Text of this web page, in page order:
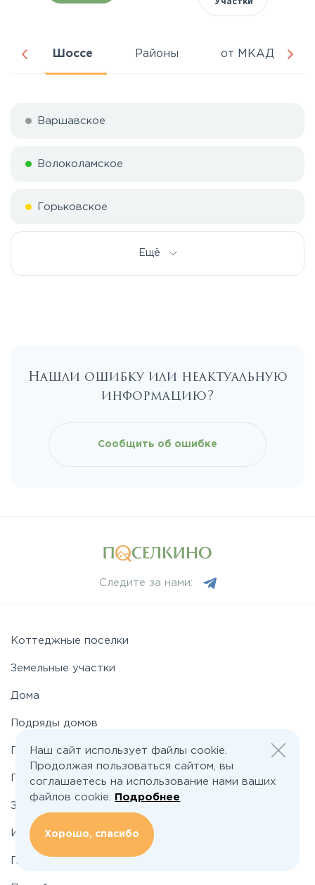
Участки
Шоссе Районы от МКАД
Варшавское
Волоколамское
Горьковское
Каширское
Новорижское
Носовихинское
Пятницкое
Рублево-Успенское
Ещё
Нашли ошибку или неактуальную
информацию?
Сообщить об ошибке
Следите за нами:
Коттеджные поселки
Земельные участки
Дома
Подряды домов
Промышленные поселки
Промышленные участки
Застройщикам
Инвесторам
По шоссе
Наш сайт использует файлы cookie.
Продолжая пользоваться сайтом, вы
соглашаетесь на использование нами ваших
файлов cookie.
Подробнее
Хорошо, спасибо